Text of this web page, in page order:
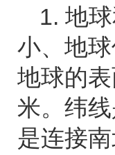
1. 地
小、地
地球的
米。纬
是连接